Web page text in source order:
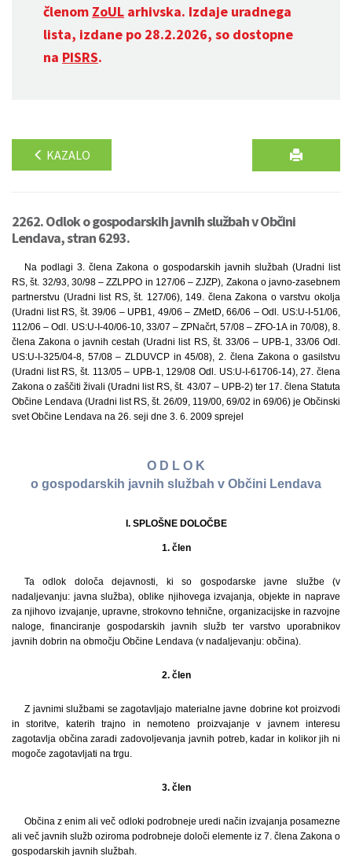
členom ZoUL arhivska. Izdaje uradnega
lista, izdane po 28.2.2026, so dostopne
na PISRS.
KAZALO
2262. Odlok o gospodarskih javnih službah v Občini
Lendava, stran 6293.
Na podlagi 3. člena Zakona o gospodarskih javnih službah (Uradni list
RS, št. 32/93, 30/98 – ZZLPPO in 127/06 – ZJZP), Zakona o javno-zasebnem
partnerstvu (Uradni list RS, št. 127/06), 149. člena Zakona o varstvu okolja
(Uradni list RS, št. 39/06 – UPB1, 49/06 – ZMetD, 66/06 – Odl. US:U-I-51/06,
112/06 – Odl. US:U-I-40/06-10, 33/07 – ZPNačrt, 57/08 – ZFO-1A in 70/08), 8.
člena Zakona o javnih cestah (Uradni list RS, št. 33/06 – UPB-1, 33/06 Odl.
US:U-I-325/04-8, 57/08 – ZLDUVCP in 45/08), 2. člena Zakona o gasilstvu
(Uradni list RS, št. 113/05 – UPB-1, 129/08 Odl. US:U-I-61706-14), 27. člena
Zakona o zaščiti živali (Uradni list RS, št. 43/07 – UPB-2) ter 17. člena Statuta
Občine Lendava (Uradni list RS, št. 26/09, 119/00, 69/02 in 69/06) je Občinski
svet Občine Lendava na 26. seji dne 3. 6. 2009 sprejel
O D L O K
o gospodarskih javnih službah v Občini Lendava
I. SPLOŠNE DOLOČBE
1. člen
Ta odlok določa dejavnosti, ki so gospodarske javne službe (v
nadaljevanju: javna služba), oblike njihovega izvajanja, objekte in naprave
za njihovo izvajanje, upravne, strokovno tehnične, organizacijske in razvojne
naloge, financiranje gospodarskih javnih služb ter varstvo uporabnikov
javnih dobrin na območju Občine Lendava (v nadaljevanju: občina).
2. člen
Z javnimi službami se zagotavljajo materialne javne dobrine kot proizvodi
in storitve, katerih trajno in nemoteno proizvajanje v javnem interesu
zagotavlja občina zaradi zadovoljevanja javnih potreb, kadar in kolikor jih ni
mogoče zagotavljati na trgu.
3. člen
Občina z enim ali več odloki podrobneje uredi način izvajanja posamezne
ali več javnih služb oziroma podrobneje določi elemente iz 7. člena Zakona o
gospodarskih javnih službah.